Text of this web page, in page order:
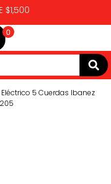
$1,500
0
5 Cuerdas Ibanez